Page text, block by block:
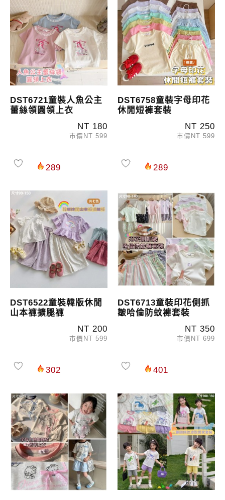
DST6721童裝人魚公主
蕾絲領圓領上衣
NT 180
市價NT 599
289
DST6758童裝字母印花
休閒短褲套裝
NT 250
市價NT 599
289
DST6522童裝韓版休閒
山本褲擴腿褲
NT 200
市價NT 599
302
DST6713童裝印花側抓
皺哈倫防蚊褲套裝
NT 350
市價NT 699
401